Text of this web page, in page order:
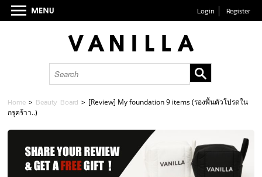
Login Register
Home > Beauty Board > [Review] My foundation 9 items (รองพื้นตัวโปรดใน
กรุคร้าา..)